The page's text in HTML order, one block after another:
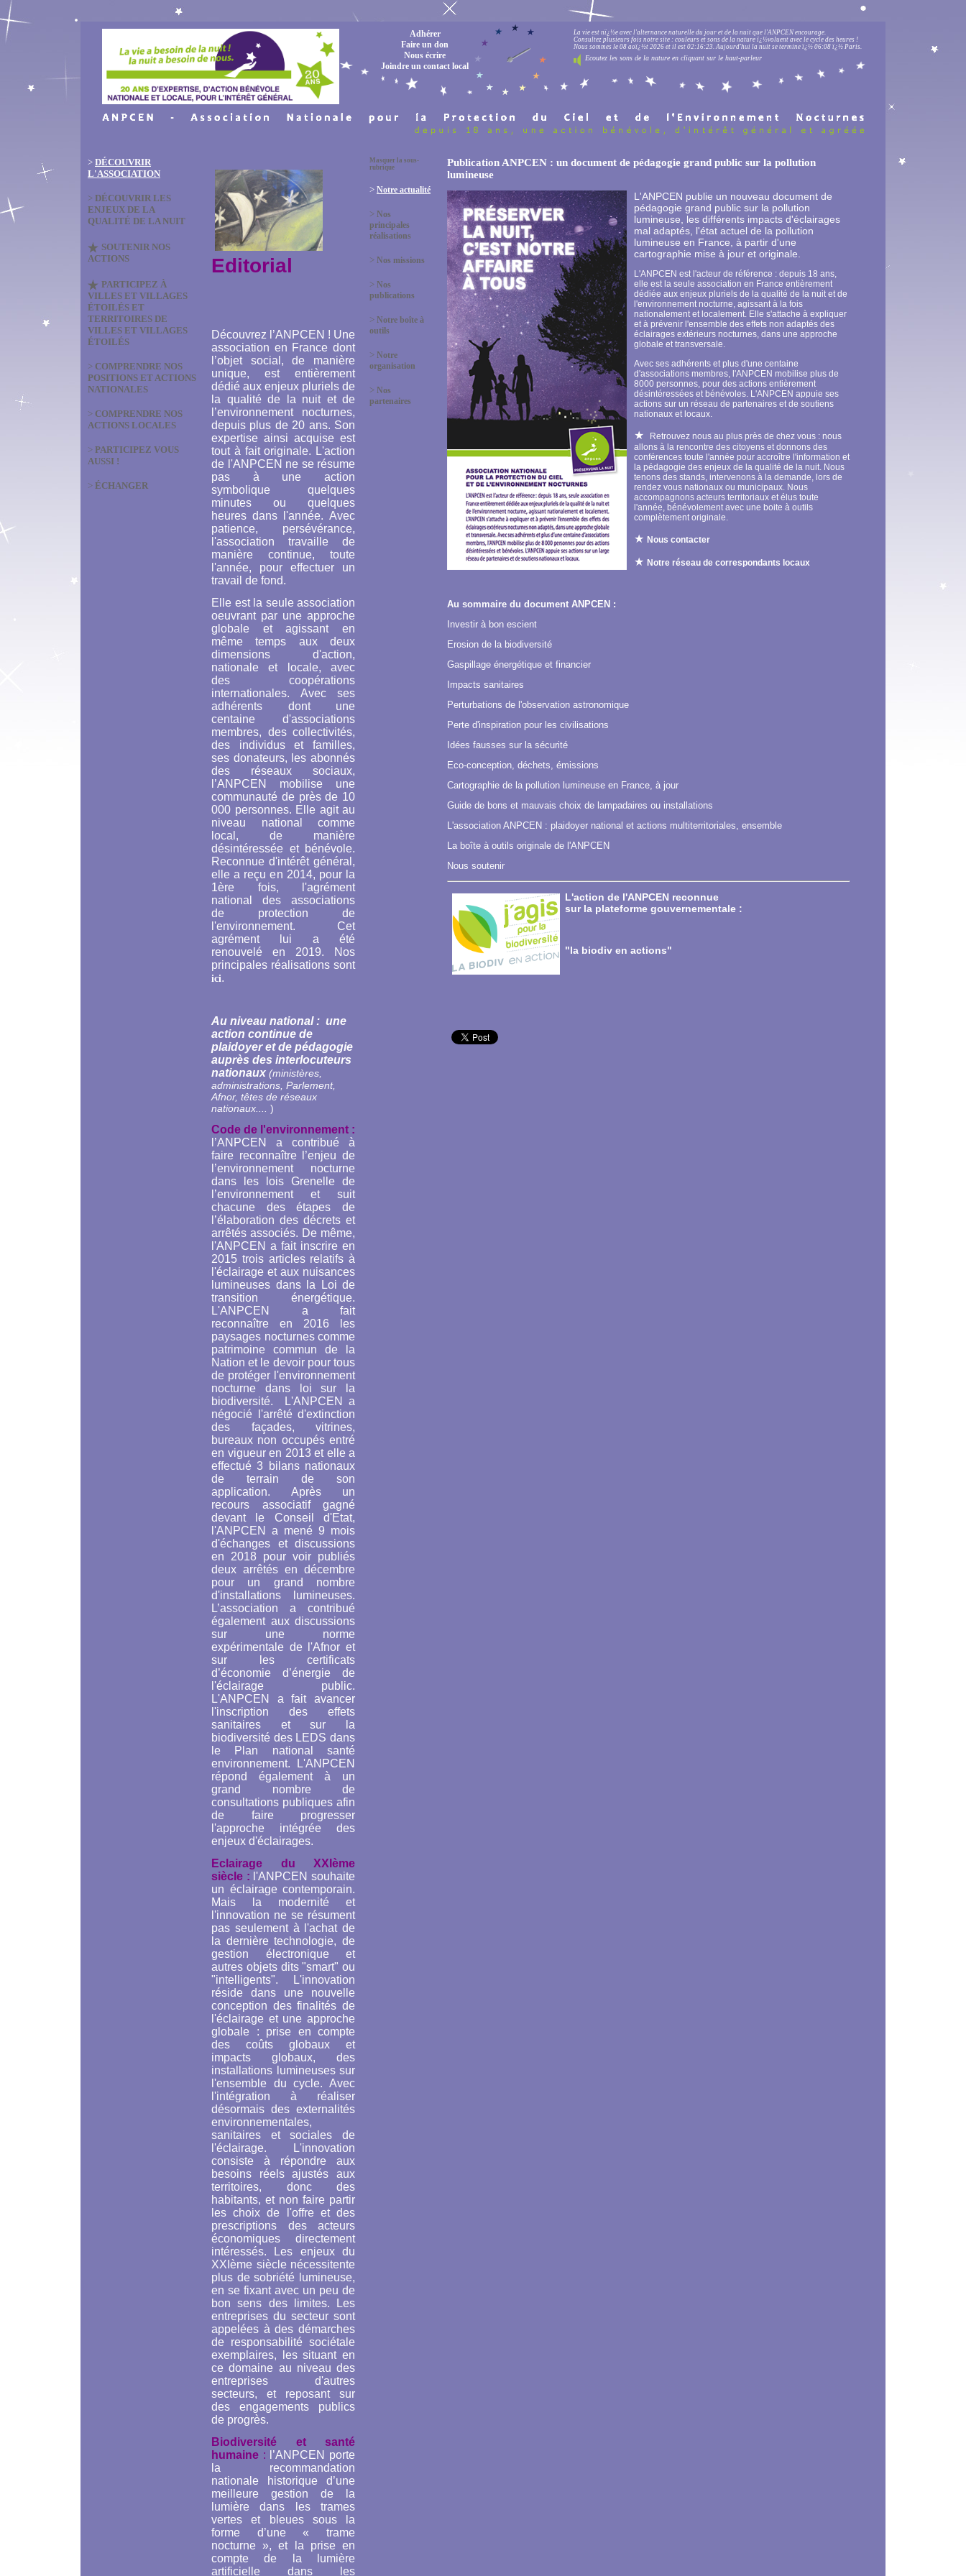
Adhérer
Faire un don
Nous écrire
Joindre un contact local
La vie est nï¿½e avec l'alternance naturelle du jour et de la nuit que l'ANPCEN encourage.
Consultez plusieurs fois notre site : couleurs et sons de la nature ï¿½voluent avec le cycle des heures !
Nous sommes le 08 aoï¿½t 2026 et il est 02:16:24.Aujourd'hui la nuit se termine ï¿½ 06:08 ï¿½ Paris.
Ecoutez les sons de la nature en cliquant sur le haut-parleur
> DÉCOUVRIR
L'ASSOCIATION
> DÉCOUVRIR LES
ENJEUX DE LA
QUALITÉ DE LA NUIT
SOUTENIR NOS
ACTIONS
PARTICIPEZ À
VILLES ET VILLAGES
ÉTOILÉS ET
TERRITOIRES DE
VILLES ET VILLAGES
ÉTOILÉS
> COMPRENDRE NOS
POSITIONS ET ACTIONS
NATIONALES
> COMPRENDRE NOS
ACTIONS LOCALES
> PARTICIPEZ VOUS
AUSSI !
> ÉCHANGER
Editorial
Découvrez l’ANPCEN ! Une
association en France dont
l’objet social, de manière
unique, est entièrement
dédié aux enjeux pluriels de
la qualité de la nuit et de
l’environnement nocturnes,
depuis plus de 20 ans. Son
expertise ainsi acquise est
tout à fait originale. L'action
de l'ANPCEN ne se résume
pas à une action
symbolique quelques
minutes ou quelques
heures dans l'année. Avec
patience, persévérance,
l'association travaille de
manière continue, toute
l'année, pour effectuer un
travail de fond.
Elle est la seule association
oeuvrant par une approche
globale et agissant en
même temps aux deux
dimensions d'action,
nationale et locale, avec
des coopérations
internationales. Avec ses
adhérents dont une
centaine d'associations
membres, des collectivités,
des individus et familles,
ses donateurs, les abonnés
des réseaux sociaux,
l’ANPCEN mobilise une
communauté de près de 10
000 personnes. Elle agit au
niveau national comme
local, de manière
désintéressée et bénévole.
Reconnue d'intérêt général,
elle a reçu en 2014, pour la
1ère fois, l'agrément
national des associations
de protection de
l'environnement. Cet
agrément lui a été
renouvelé en 2019. Nos
principales réalisations sont
ici.
Au niveau national : une
action continue de
plaidoyer et de pédagogie
auprès des interlocuteurs
nationaux (ministères,
administrations, Parlement,
Afnor, têtes de réseaux
nationaux....
)
Code de l'environnement :
l’ANPCEN a contribué à
faire reconnaître l’enjeu de
l’environnement nocturne
dans les lois Grenelle de
l’environnement et suit
chacune des étapes de
l’élaboration des décrets et
arrêtés associés. De même,
l'ANPCEN a fait inscrire en
2015 trois articles relatifs à
l'éclairage et aux nuisances
lumineuses dans la Loi de
transition énergétique.
L'ANPCEN a fait
reconnaître en 2016 les
paysages nocturnes comme
patrimoine commun de la
Nation et le devoir pour tous
de protéger l'environnement
nocturne dans loi sur la
biodiversité.
L'ANPCEN a
négocié l'arrêté d'extinction
des façades, vitrines,
bureaux non occupés entré
en vigueur en 2013 et elle a
effectué 3 bilans nationaux
de terrain de son
application. Après un
recours associatif gagné
devant le Conseil d'Etat,
l'ANPCEN a mené 9 mois
d'échanges et discussions
en 2018 pour voir publiés
deux arrêtés en décembre
pour un grand nombre
d'installations lumineuses.
L’association a contribué
également aux discussions
sur une norme
expérimentale de l'Afnor et
sur les certificats
d’économie d’énergie de
l'éclairage public.
L'ANPCEN a fait avancer
l'inscription des effets
sanitaires et sur la
biodiversité des LEDS dans
le Plan national santé
environnement. L'ANPCEN
répond également à un
grand nombre de
consultations publiques afin
de faire progresser
l'approche intégrée des
enjeux d'éclairages.
Eclairage du XXIème
siècle : l'ANPCEN souhaite
un éclairage contemporain.
Mais la modernité et
l'innovation ne se résument
pas seulement à l'achat de
la dernière technologie, de
gestion électronique et
autres objets dits "smart" ou
"intelligents". L'innovation
réside dans une nouvelle
conception des finalités de
l'éclairage et une approche
globale : prise en compte
des coûts globaux et
impacts globaux, des
installations lumineuses sur
l'ensemble du cycle. Avec
l'intégration à réaliser
désormais des externalités
environnementales,
sanitaires et sociales de
l'éclairage. L'innovation
consiste à répondre aux
besoins réels ajustés aux
territoires, donc des
habitants, et non faire partir
les choix de l'offre et des
prescriptions des acteurs
économiques directement
intéressés. Les enjeux du
XXIème siècle nécessitente
plus de sobriété lumineuse,
en se fixant avec un peu de
bon sens des limites. Les
entreprises du secteur sont
appelées à des démarches
de responsabilité sociétale
exemplaires, les situant en
ce domaine au niveau des
entreprises d'autres
secteurs, et reposant sur
des engagements publics
de progrès.
Biodiversité et santé
humaine : l’ANPCEN porte
la recommandation
nationale historique d’une
meilleure gestion de la
lumière dans les trames
vertes et bleues sous la
forme d’une « trame
nocturne », et la prise en
compte de la lumière
artificielle dans les
Masquer la sous-
rubrique
> Notre actualité
> Nos
principales
réalisations
> Nos missions
> Nos
publications
> Notre boîte à
outils
> Notre
organisation
> Nos
partenaires
Publication ANPCEN : un document de pédagogie grand public sur la pollution
lumineuse
L'ANPCEN publie un nouveau document de
pédagogie grand public sur la pollution
lumineuse, les différents impacts d'éclairages
mal adaptés, l'état actuel de la pollution
lumineuse en France, à partir d'une
cartographie mise à jour et originale.
L'ANPCEN est l'acteur de référence : depuis 18 ans,
elle est la seule association en France entièrement
dédiée aux enjeux pluriels de la qualité de la nuit et de
l'environnement nocturne, agissant à la fois
nationalement et localement. Elle s'attache à expliquer
et à prévenir l'ensemble des effets non adaptés des
éclairages extérieurs nocturnes, dans une approche
globale et transversale.
Avec ses adhérents et plus d'une centaine
d'associations membres, l'ANPCEN mobilise plus de
8000 personnes, pour des actions entièrement
désintéressées et bénévoles. L'ANPCEN appuie ses
actions sur un réseau de partenaires et de soutiens
nationaux et locaux.
★
Retrouvez nous au plus près de chez vous : nous
allons à la rencontre des citoyens et donnons des
conférences toute l'année pour accroître l'information et
la pédagogie des enjeux de la qualité de la nuit. Nous
tenons des stands, intervenons à la demande, lors de
rendez vous nationaux ou municipaux. Nous
accompagnons acteurs territoriaux et élus toute
l'année, bénévolement avec une boite à outils
complètement originale.
★ Nous contacter
★ Notre réseau de correspondants locaux
Au sommaire du document ANPCEN :
Investir à bon escient
Erosion de la biodiversité
Gaspillage énergétique et financier
Impacts sanitaires
Perturbations de l'observation astronomique
Perte d'inspiration pour les civilisations
Idées fausses sur la sécurité
Eco-conception, déchets, émissions
Cartographie de la pollution lumineuse en France, à jour
Guide de bons et mauvais choix de lampadaires ou installations
L'association ANPCEN : plaidoyer national et actions multiterritoriales, ensemble
La boîte à outils originale de l'ANPCEN
Nous soutenir
L'action de l'ANPCEN reconnue
sur la plateforme gouvernementale :
"la biodiv en actions"